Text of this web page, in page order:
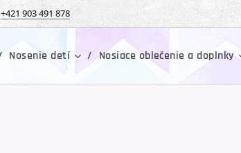
+421 903 491 878
Nosenie detí Nosiace oblečenie a doplnky